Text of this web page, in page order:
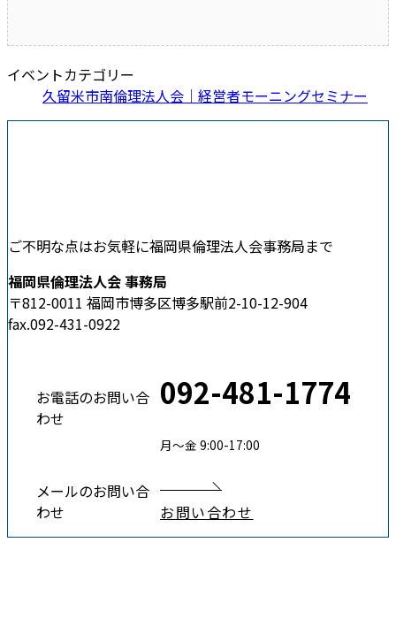
イベントカテゴリー
久留米市南倫理法人会｜経営者モーニングセミナー
ご不明な点はお気軽に福岡県倫理法人会事務局まで
福岡県倫理法人会 事務局
〒812-0011 福岡市博多区博多駅前2-10-12-904
fax.092-431-0922
お電話のお問い合
わせ
092-481-1774
月〜金 9:00-17:00
メールのお問い合
わせ
お問い合わせ